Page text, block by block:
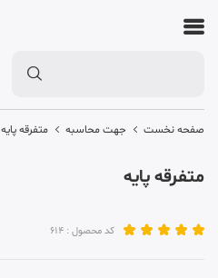
صفحه نخست جهت محاسبه متفرقه پایه
متفرقه پایه
کد محصول : 614